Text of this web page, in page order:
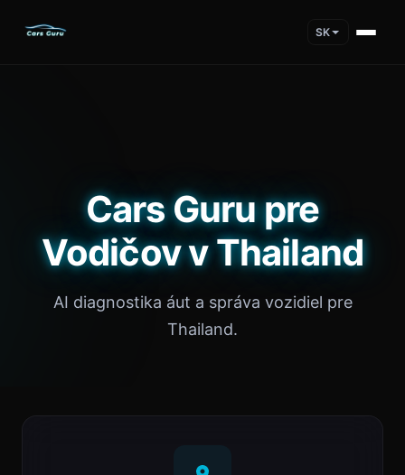
SK
Cars Guru pre
Vodičov v Thailand
AI diagnostika áut a správa vozidiel pre
Thailand.